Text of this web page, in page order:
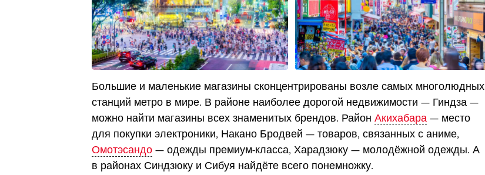
Большие и маленькие магазины сконцентрированы возле самых многолюдных
станций метро в мире. В районе наиболее дорогой недвижимости — Гиндза —
можно найти магазины всех знаменитых брендов. Район Акихабара — место
для покупки электроники, Накано Бродвей — товаров, связанных с аниме,
Омотэсандо — одежды премиум-класса, Харадзюку — молодёжной одежды. А
в районах Синдзюку и Сибуя найдёте всего понемножку.